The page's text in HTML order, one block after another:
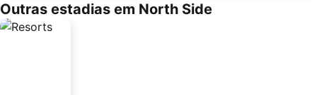
Outras estadias em North Side